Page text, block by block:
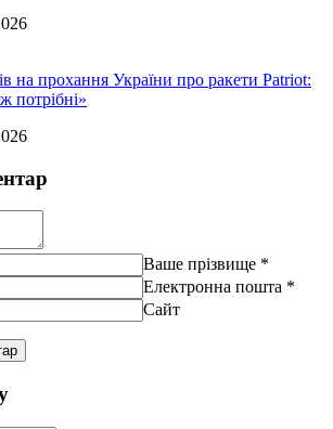
на прохання України про ракети Patriot:
потрібні»
Ваше прізвище *
Електронна пошта *
Сайт